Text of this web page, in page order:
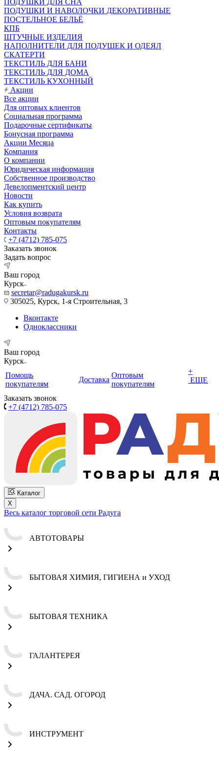
ПОДУШКИ ДЛЯ СНА
ПОДУШКИ И НАВОЛОЧКИ ДЕКОРАТИВНЫЕ
ПОСТЕЛЬНОЕ БЕЛЬЁ
КПБ
ШТУЧНЫЕ ИЗДЕЛИЯ
НАПОЛНИТЕЛИ ДЛЯ ПОДУШЕК И ОДЕЯЛ
СКАТЕРТИ
ТЕКСТИЛЬ ДЛЯ БАНИ
ТЕКСТИЛЬ ДЛЯ ДОМА
ТЕКСТИЛЬ КУХОННЫЙ
Акции
Все акции
Для оптовых клиентов
Социальная программа
Подарочные сертификаты
Бонусная программа
Акции Месяца
Компания
О компании
Юридическая информация
Собственное производство
Девелопментский центр
Новости
Как купить
Условия возврата
Оптовым покупателям
Контакты
+7 (4712) 785-075
Заказать звонок
Задать вопрос
Ваш город
Курск
secretar@radugakursk.ru
305025, Курск, 1-я Строительная, 3
Вконтакте
Одноклассники
Ваш город
Курск
Помощь
покупателям
Доставка
Оптовым
покупателям
+
ЕЩЕ
Заказать звонок
+7 (4712) 785-075
Каталог
X
Весь каталог торговой сети Радуга
АВТОТОВАРЫ
БЫТОВАЯ ХИМИЯ, ГИГИЕНА и УХОД
БЫТОВАЯ ТЕХНИКА
ГАЛАНТЕРЕЯ
ДАЧА. САД. ОГОРОД
ИНСТРУМЕНТ